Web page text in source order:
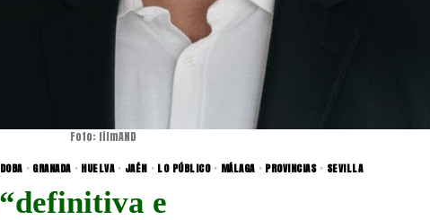
Foto: filmAND
· GRANADA · HUELVA · JAÉN · LO PÚBLICO · MÁLAGA · PROVINCIAS · SEVILLA
e